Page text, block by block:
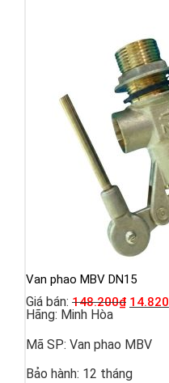
Van phao MBV DN15
Giá bán: 148.200₫ 14.820
Hãng: Minh Hòa
Mã SP: Van phao MBV
Bảo hành: 12 tháng